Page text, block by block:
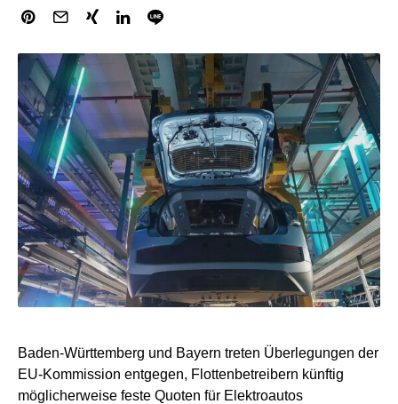
Baden-Württemberg und Bayern treten Überlegungen der
EU-Kommission entgegen, Flottenbetreibern künftig
möglicherweise feste Quoten für Elektroautos